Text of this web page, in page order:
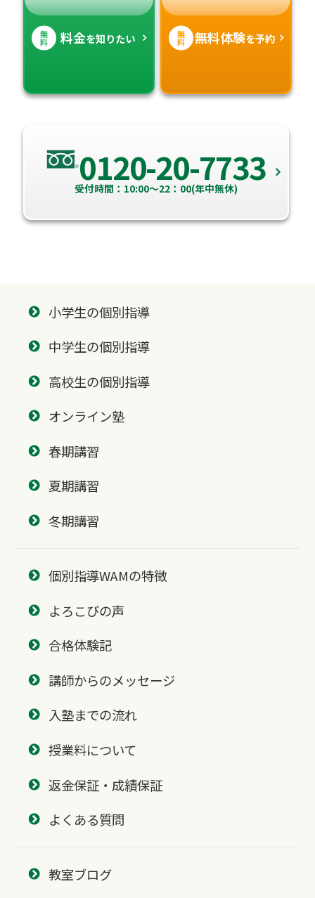
無
料 料金を知りたい 無
料 無料体験を予約
0120-20-7733
受付時間：10:00～22：00(年中無休)
小学生の個別指導
中学生の個別指導
高校生の個別指導
オンライン塾
春期講習
夏期講習
冬期講習
個別指導WAMの特徴
よろこびの声
合格体験記
講師からのメッセージ
入塾までの流れ
授業料について
返金保証・成績保証
よくある質問
教室ブログ